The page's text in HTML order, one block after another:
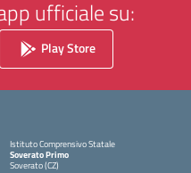
ufficiale su:
Play Store
Istituto Comprensivo Statale
Soverato Primo
Soverato (CZ)